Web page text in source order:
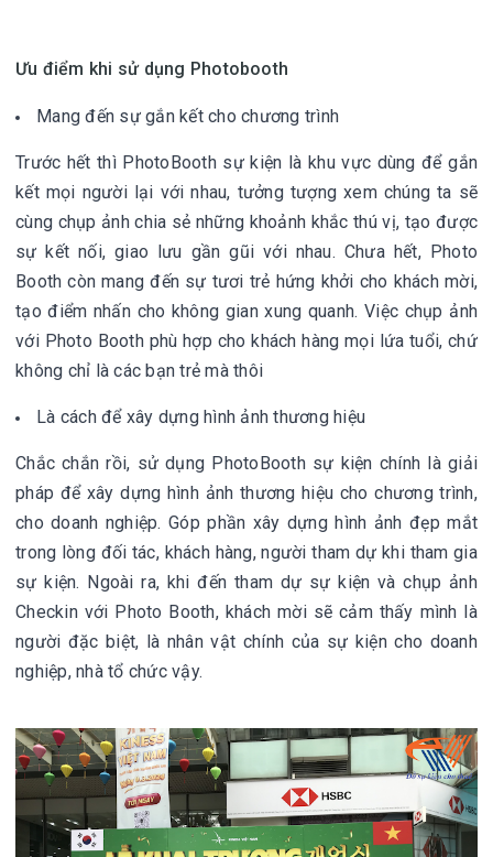
Ưu điểm khi sử dụng Photobooth
Mang đến sự gắn kết cho chương trình
Trước hết thì PhotoBooth sự kiện là khu vực dùng để gắn
kết mọi người lại với nhau, tưởng tượng xem chúng ta sẽ
cùng chụp ảnh chia sẻ những khoảnh khắc thú vị, tạo được
sự kết nối, giao lưu gần gũi với nhau. Chưa hết, Photo
Booth còn mang đến sự tươi trẻ hứng khởi cho khách mời,
tạo điểm nhấn cho không gian xung quanh. Việc chụp ảnh
với Photo Booth phù hợp cho khách hàng mọi lứa tuổi, chứ
không chỉ là các bạn trẻ mà thôi
Là cách để xây dựng hình ảnh thương hiệu
Chắc chắn rồi, sử dụng PhotoBooth sự kiện chính là giải
pháp để xây dựng hình ảnh thương hiệu cho chương trình,
cho doanh nghiệp. Góp phần xây dựng hình ảnh đẹp mắt
trong lòng đối tác, khách hàng, người tham dự khi tham gia
sự kiện. Ngoài ra, khi đến tham dự sự kiện và chụp ảnh
Checkin với Photo Booth, khách mời sẽ cảm thấy mình là
người đặc biệt, là nhân vật chính của sự kiện cho doanh
nghiệp, nhà tổ chức vậy.